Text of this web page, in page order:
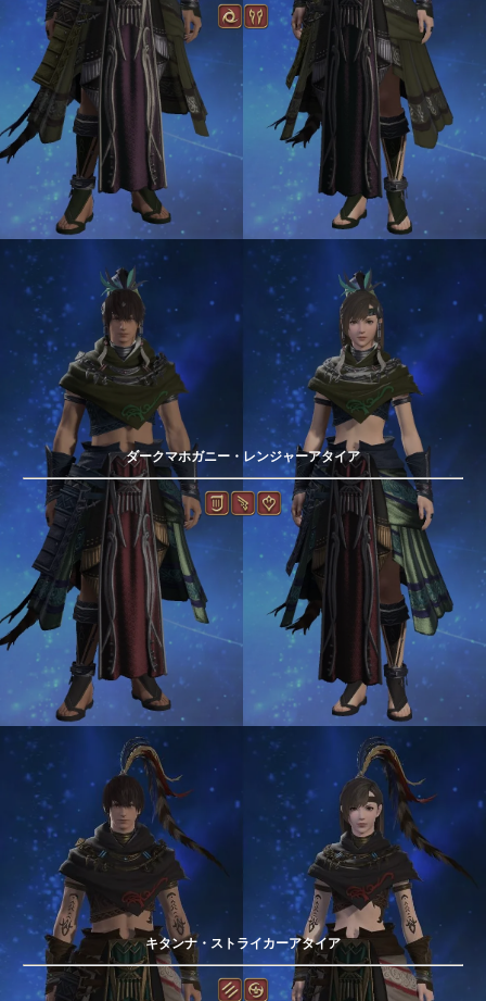
ダークマホガニー・レンジャーアタイア
キタンナ・ストライカーアタイア